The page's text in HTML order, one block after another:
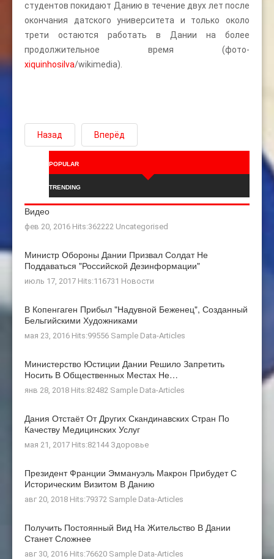
студентов покидают Данию в течение двух лет после
окончания датского университета и только около
трети остаются работать в Дании на более
продолжительное время (фото-
xiquinhosilva/wikimedia).
Назад Вперёд
POPULAR
TRENDING
Видео
фев 20, 2016 Hits:362222 Uncategorised
Министр Обороны Дании Призвал Солдат Не
Поддаваться "российской Дезинформации"
июль 17, 2017 Hits:116731 Новости
В Копенгаген Прибыл "Надувной Беженец", Созданный
Бельгийскими Художниками
мая 23, 2016 Hits:99556 Sample Data-Articles
Министерство Юстиции Дании Решило Запретить
Носить В Общественных Местах Не…
янв 28, 2018 Hits:82482 Sample Data-Articles
Дания Отстаёт От Других Скандинавских Стран По
Качеству Медицинских Услуг
мая 21, 2017 Hits:82144 Здоровье
Президент Франции Эммануэль Макрон Прибудет С
Историческим Визитом В Данию
авг 20, 2018 Hits:79372 Sample Data-Articles
Получить Постоянный Вид На Жительство В Дании
Станет Сложнее
авг 30, 2016 Hits:76620 Sample Data-Articles